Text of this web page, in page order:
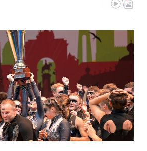
Welsch Master Team gewinnt in